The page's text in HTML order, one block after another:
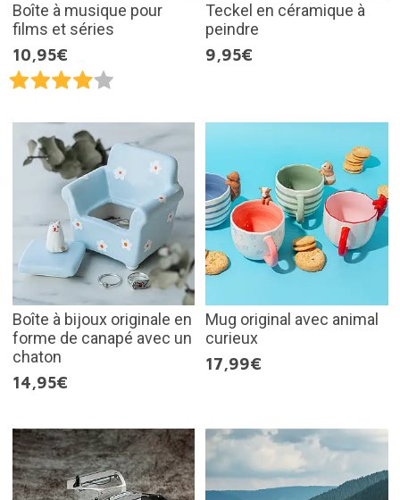
Boîte à musique pour
films et séries
10,95€
Teckel en céramique à
peindre
9,95€
Boîte à bijoux originale en
forme de canapé avec un
chaton
14,95€
Mug original avec animal
curieux
17,99€